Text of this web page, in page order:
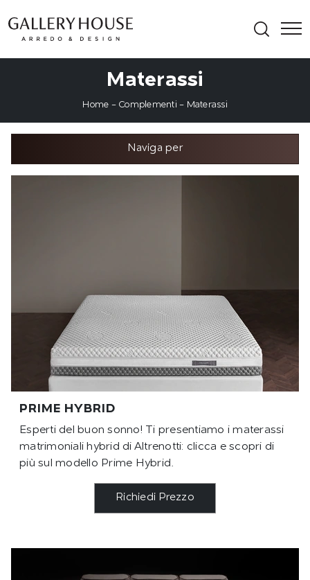
Materassi
Home - Complementi - Materassi
Naviga per
PRIME HYBRID
Esperti del buon sonno! Ti presentiamo i materassi
matrimoniali hybrid di Altrenotti: clicca e scopri di
più sul modello Prime Hybrid.
Richiedi Prezzo